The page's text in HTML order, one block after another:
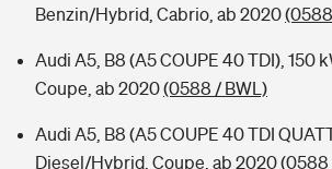
Benzin/Hybrid, Cabrio, ab 2020
Audi A5, B8 (A5 COUPE 40 TDI), 150
Coupe, ab 2020(0588 / BWL)
Audi A5, B8 (A5 COUPE 40 TDI
Diesel/Hybrid, Coupe, ab 2020(0588